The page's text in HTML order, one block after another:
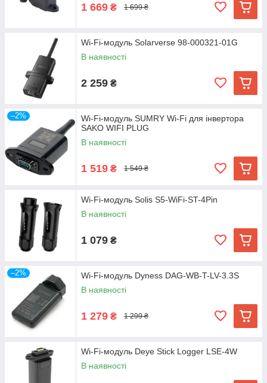
1 669 ₴ 1 699 ₴
Wi-Fi-модуль Solarverse 98-000321-01G
В наявності
2 259 ₴
–2%
Wi-Fi-модуль SUMRY Wi-Fi для інвертора
SAKO WIFI PLUG
В наявності
1 519 ₴ 1 549 ₴
Wi-Fi-модуль Solis S5-WiFi-ST-4Pin
В наявності
1 079 ₴
–2%
Wi-Fi-модуль Dyness DAG-WB-T-LV-3.3S
В наявності
1 279 ₴ 1 299 ₴
Wi-Fi-модуль Deye Stick Logger LSE-4W
В наявності